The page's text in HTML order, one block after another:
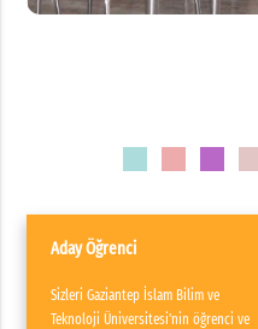
1 2 3 4
Aday Öğrenci
Sizleri Gaziantep İslam Bilim ve
Teknoloji Üniversitesi'nin öğrenci ve